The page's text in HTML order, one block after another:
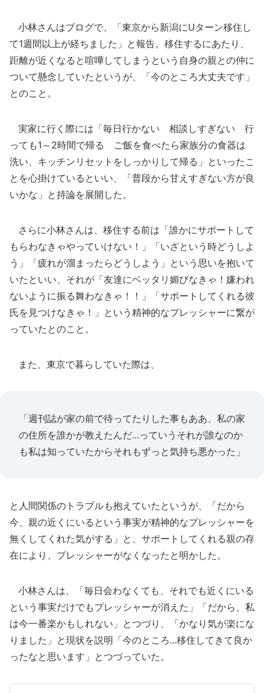
小林さんはブログで、「東京から新潟にUターン移住し
て1週間以上が経ちました」と報告。移住するにあたり、
距離が近くなると喧嘩してしまうという自身の親との仲に
ついて懸念していたというが、「今のところ大丈夫です」
とのこと。
実家に行く際には「毎日行かない 相談しすぎない 行
っても1～2時間で帰る ご飯を食べたら家族分の食器は
洗い、キッチンリセットをしっかりして帰る」といったこ
とを心掛けているといい、「普段から甘えすぎない方が良
いかな」と持論を展開した。
さらに小林さんは、移住する前は「誰かにサポートして
もらわなきゃやっていけない！」「いざという時どうしよ
う」「疲れが溜まったらどうしよう」という思いを抱いて
いたといい、それが「友達にベッタリ媚びなきゃ！嫌われ
ないように振る舞わなきゃ！！」「サポートしてくれる彼
氏を見つけなきゃ！」という精神的なプレッシャーに繋が
っていたとのこと。
また、東京で暮らしていた際は、
「週刊誌が家の前で待ってたりした事もああ、私の家
の住所を誰かが教えたんだ...っていうそれが誰なのか
も私は知っていたからそれもずっと気持ち悪かった」
と人間関係のトラブルも抱えていたというが、「だから
今、親の近くにいるという事実が精神的なプレッシャーを
無くしてくれた気がする」と、サポートしてくれる親の存
在により、プレッシャーがなくなったと明かした。
小林さんは、「毎日会わなくても、それでも近くにいる
という事実だけでもプレッシャーが消えた」「だから、私
は今一番楽かもしれない」とつづり、「かなり気が楽にな
りました」と現状を説明「今のところ...移住してきて良か
ったなと思います」とつづっていた。